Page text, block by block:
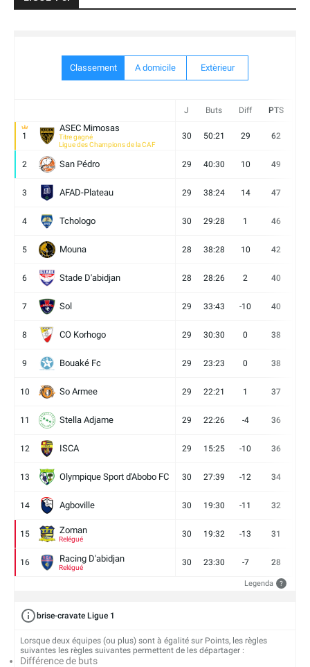
Classement A domicile Extèrieur
J Buts Diff PTS
1
ASEC Mimosas
Titre gagné
Ligue des Champions de la CAF
30 50:21 29 62
2 San Pédro 29 40:30 10 49
3 AFAD-Plateau 29 38:24 14 47
4 Tchologo 30 29:28 1 46
5 Mouna 28 38:28 10 42
6 Stade D'abidjan 28 28:26 2 40
7 Sol 29 33:43 -10 40
8 CO Korhogo 29 30:30 0 38
9 Bouaké Fc 29 23:23 0 38
10 So Armee 29 22:21 1 37
11 Stella Adjame 29 22:26 -4 36
12 ISCA 29 15:25 -10 36
13 Olympique Sport d'Abobo FC 30 27:39 -12 34
14 Agboville 30 19:30 -11 32
15 Zoman
Relégué
30 19:32 -13 31
16 Racing D'abidjan
Relégué
30 23:30 -7 28
Legenda ?
brise-cravate Ligue 1
Lorsque deux équipes (ou plus) sont à égalité sur Points, les règles
suivantes les règles suivantes permettent de les départager :
Différence de buts